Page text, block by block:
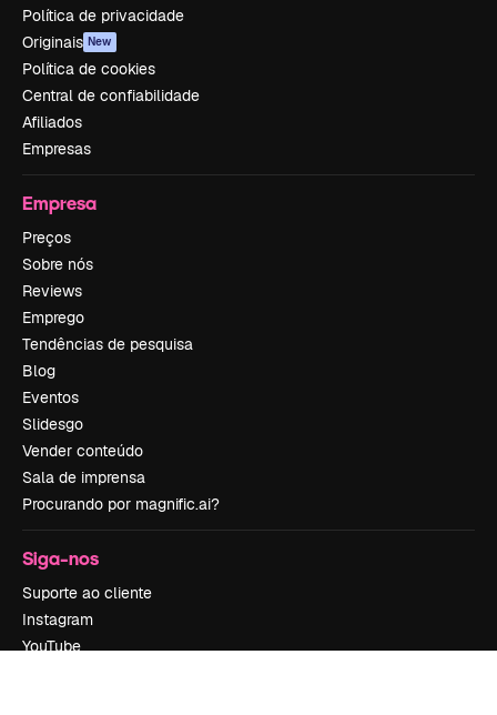
Política de privacidade
Originais New
Política de cookies
Central de confiabilidade
Afiliados
Empresas
Empresa
Preços
Sobre nós
Reviews
Emprego
Tendências de pesquisa
Blog
Eventos
Slidesgo
Vender conteúdo
Sala de imprensa
Procurando por magnific.ai?
Siga-nos
Suporte ao cliente
Instagram
YouTube